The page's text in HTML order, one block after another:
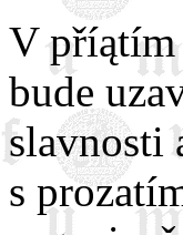
V příątím
bude
slavnosti
s